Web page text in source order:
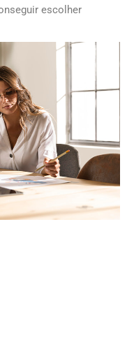
escolher